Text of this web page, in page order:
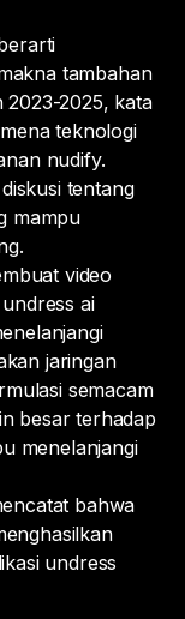
tambahan
2025, kata
teknologi
nudify.
tentang
mampu
video
ai
jaringan
semacam
besar terhadap
menelanjangi
bahwa
undress